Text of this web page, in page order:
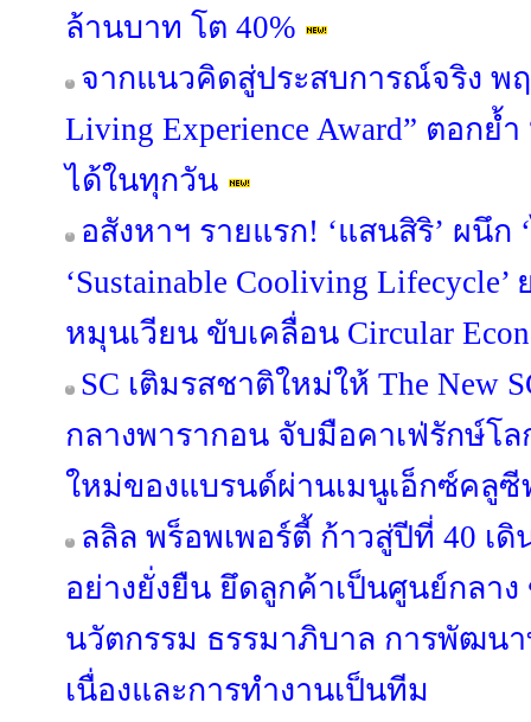
ล้านบาท โต 40%
จากแนวคิดสู่ประสบการณ์จริง พ
Living Experience Award” ตอกย้
ได้ในทุกวัน
อสังหาฯ รายแรก! ‘แสนสิริ’ ผนึก
‘Sustainable Cooliving
หมุนเวียน ขับเคลื่อน Circular
SC เติมรสชาติใหม่ให้ The New
กลางพารากอน จับมือคาเฟ่รักษ์โ
ใหม่ของแบรนด์ผ่านเมนูเอ็กซ์คลูซี
ลลิล พร็อพเพอร์ตี้ ก้าวสู่ปีที่ 40 เดิ
อย่างยั่งยืน ยึดลูกค้าเป็นศูนย์กลา
นวัตกรรม ธรรมาภิบาล การพัฒน
เนื่องและการทำงานเป็นทีม